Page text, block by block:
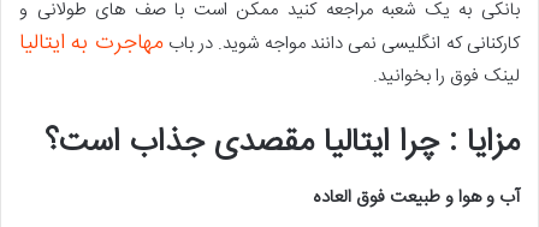
بانکی به یک شعبه مراجعه کنید ممکن است با صف های طولانی و
کارکنانی که انگلیسی نمی دانند مواجه شوید. در بابمهاجرت به ایتالیا
لینک فوق را بخوانید.
مزایا : چرا ایتالیا مقصدی جذاب است؟
آب و هوا و طبیعت فوق العاده